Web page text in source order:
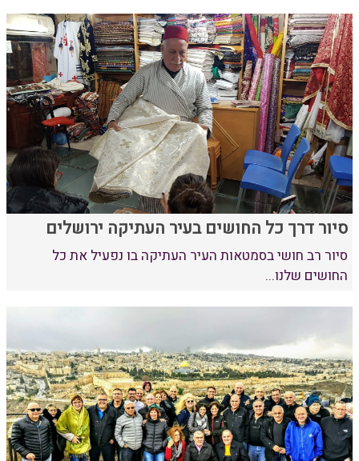
סיור דרך כל החושים בעיר העתיקה ירושלים
סיור רב חושי בסמטאות העיר העתיקה בו נפעיל את כל
החושים שלנו...